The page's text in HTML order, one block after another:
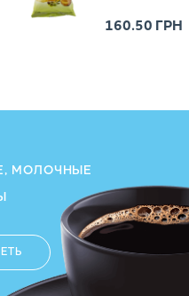
160.50 ГРН
МОЛОЧНЫЕ